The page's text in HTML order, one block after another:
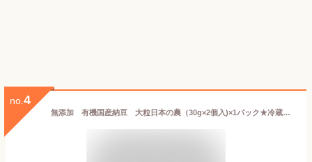
no. 4
無添加 有機国産納豆 大粒日本の農（30g×2個入)×1パック★冷蔵品★クール冷蔵便★有機JAS認証★国内産の貴重な有機大豆を使用した納豆です。